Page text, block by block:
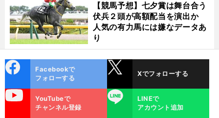
【競馬予想】七夕賞は舞台合う
伏兵２頭が高額配当を演出か
人気の有力馬には嫌なデータあ
り
ok
Facebookで
フォローする
Xでフォローする
YouTubeで
チャンネル登録
LINE
LINEで
アカウント追加